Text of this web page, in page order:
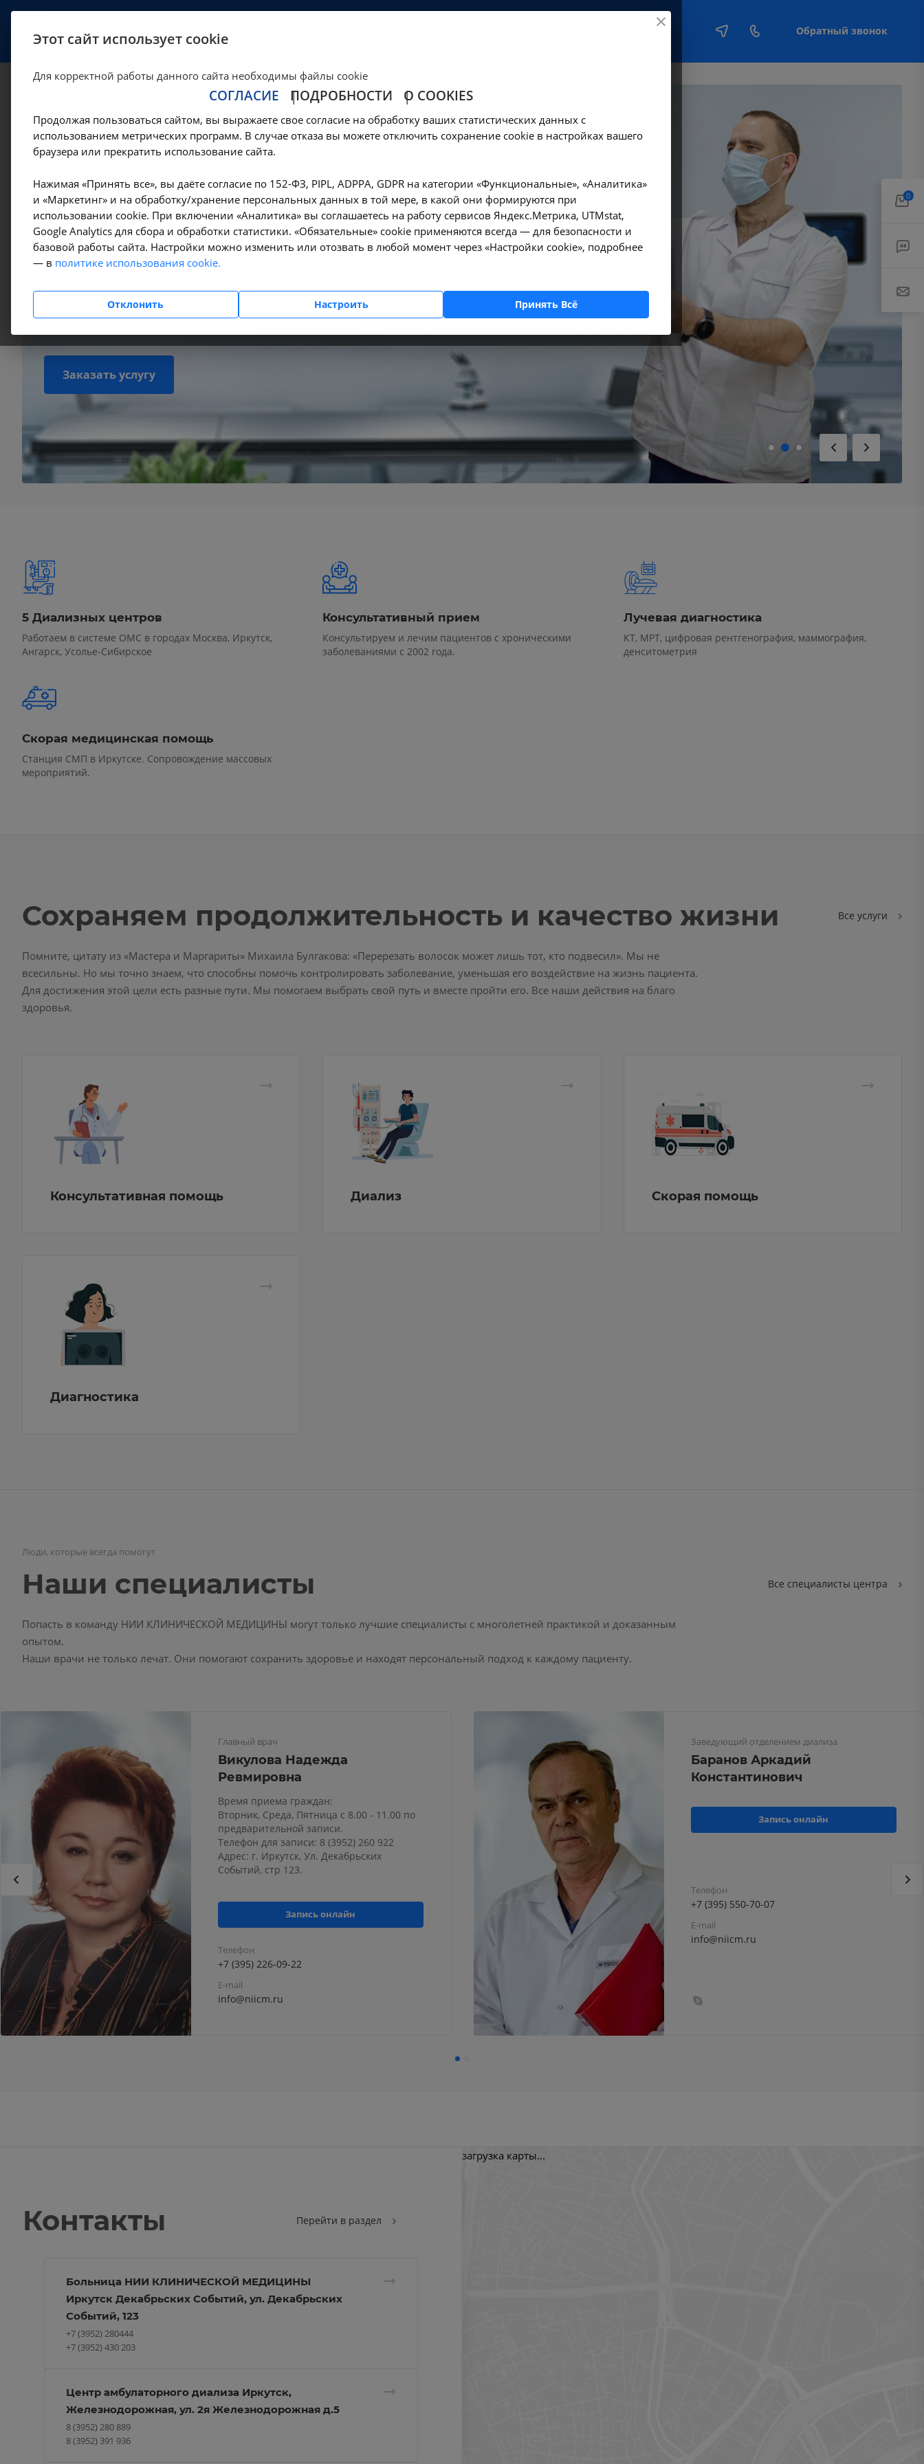
Обратный звонок
Услуги
Компьютерная
томография
и МРТ диагностика
Удобное время, оперативное описание
Заказать услугу
5 Диализных центров
Работаем в системе ОМС в городах Москва, Иркутск,
Ангарск, Усолье-Сибирское
Консультативный прием
Консультируем и лечим пациентов с хроническими
заболеваниями с 2002 года.
Лучевая диагностика
КТ, МРТ, цифровая рентгенография, маммография,
денситометрия
Скорая медицинская помощь
Станция СМП в Иркутске. Сопровождение массовых
мероприятий.
Сохраняем продолжительность и качество жизни Все услуги
Помните, цитату из «Мастера и Маргариты» Михаила Булгакова: «Перерезать волосок может лишь тот, кто подвесил». Мы не
всесильны. Но мы точно знаем, что способны помочь контролировать заболевание, уменьшая его воздействие на жизнь пациента.
Для достижения этой цели есть разные пути. Мы помогаем выбрать свой путь и вместе пройти его. Все наши действия на благо
здоровья.
Консультативная помощь Диализ Скорая помощь
Диагностика
Люди, которые всегда помогут
Наши специалисты Все специалисты центра
Попасть в команду НИИ КЛИНИЧЕСКОЙ МЕДИЦИНЫ могут только лучшие специалисты с многолетней практикой и доказанным
опытом.
Наши врачи не только лечат. Они помогают сохранить здоровье и находят персональный подход к каждому пациенту.
Главный врач
Викулова Надежда
Ревмировна
Время приема граждан:
Вторник, Среда, Пятница с 8.00 - 11.00 по
предварительной записи.
Телефон для записи: 8 (3952) 260 922
Адрес: г. Иркутск, Ул. Декабрьских
Событий, стр 123.
Запись онлайн
Телефон
+7 (395) 226-09-22
E-mail
info@niicm.ru
Заведующий отделением диализа
Баранов Аркадий
Константинович
Запись онлайн
Телефон
+7 (395) 550-70-07
E-mail
info@niicm.ru
Контакты Перейти в раздел
Больница НИИ КЛИНИЧЕСКОЙ МЕДИЦИНЫ
Иркутск Декабрьских Событий, ул. Декабрьских
Событий, 123
+7 (3952) 280444
+7 (3952) 430 203
Центр амбулаторного диализа Иркутск,
Железнодорожная, ул. 2я Железнодорожная д.5
8 (3952) 280 889
8 (3952) 391 936
загрузка карты...
0
Да, верно
Этот сайт использует cookie
Для корректной работы данного сайта необходимы файлы cookie
СОГЛАСИЕ ПОДРОБНОСТИ О COOKIES
Продолжая пользоваться сайтом, вы выражаете свое согласие на обработку ваших статистических данных с
использованием метрических программ. В случае отказа вы можете отключить сохранение cookie в настройках вашего
браузера или прекратить использование сайта.
Нажимая «Принять все», вы даёте согласие по 152-ФЗ, PIPL, ADPPA, GDPR на категории «Функциональные», «Аналитика»
и «Маркетинг» и на обработку/хранение персональных данных в той мере, в какой они формируются при
использовании cookie. При включении «Аналитика» вы соглашаетесь на работу сервисов Яндекс.Метрика, UTMstat,
Google Analytics для сбора и обработки статистики. «Обязательные» cookie применяются всегда — для безопасности и
базовой работы сайта. Настройки можно изменить или отозвать в любой момент через «Настройки cookie», подробнее
— в политике использования cookie.
Отклонить Настроить Принять Всё